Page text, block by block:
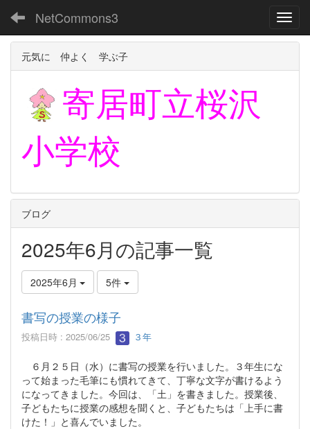
NetCommons3
元気に 仲よく 学ぶ子
寄居町立桜沢
小学校
ブログ
2025年6月の記事一覧
2025年6月 5件
書写の授業の様子
投稿日時 : 2025/06/25 ３年
６月２５日（水）に書写の授業を行いました。３年生にな
って始まった毛筆にも慣れてきて、丁寧な文字が書けるよう
になってきました。今回は、「土」を書きました。授業後、
子どもたちに授業の感想を聞くと、子どもたちは「上手に書
けた！」と喜んでいました。